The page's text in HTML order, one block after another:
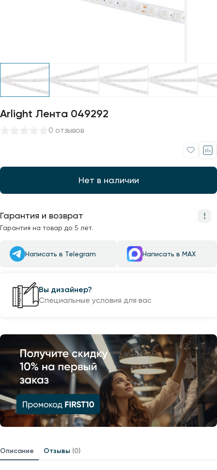
Arlight Лента 049292
0 отзывов
Нет в наличии
Гарантия и возврат
Гарантия на товар до 5 лет.
Написать в Telegram Написать в MAX
Вы дизайнер?
Специальные условия для вас
Описание Отзывы (0)